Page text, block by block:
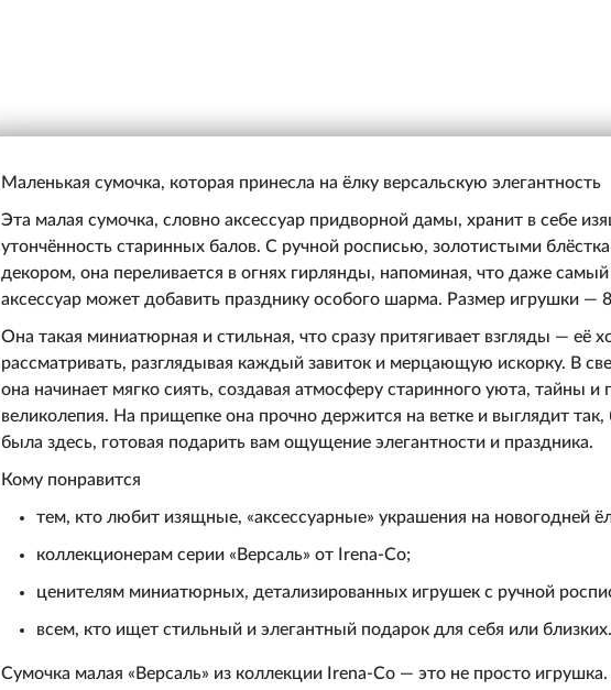
Маленькая сумочка, которая принесла на ёлку версальскую элегантность
Эта малая сумочка, словно аксессуар придворной дамы, хранит в себе
утончённость старинных балов. С ручной росписью, золотистыми
декором, она переливается в огнях гирлянды, напоминая, что даже
аксессуар может добавить празднику особого шарма. Размер игрушки —
Она такая миниатюрная и стильная, что сразу притягивает взгляды — её
рассматривать, разглядывая каждый завиток и мерцающую искорку. В
она начинает мягко сиять, создавая атмосферу старинного уюта, тайны и
великолепия. На прищепке она прочно держится на ветке и выглядит так,
была здесь, готовая подарить вам ощущение элегантности и праздника.
Кому понравится
тем, кто любит изящные, «аксессуарные» украшения на новогодней
коллекционерам серии «Версаль» от Irena‑Co;
ценителям миниатюрных, детализированных игрушек с ручной
всем, кто ищет стильный и элегантный подарок для себя или близких.
Сумочка малая «Версаль» из коллекции Irena‑Co — это не просто